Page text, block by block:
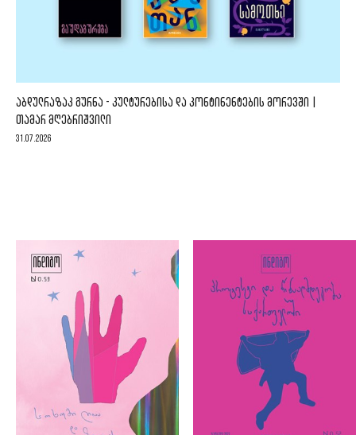
ᲐᲑᲓᲣᲚᲠᲐᲖᲐᲙ ᲒᲣᲠᲜᲐ - ᲙᲣᲚᲢᲣᲠᲔᲑᲘᲡᲐ ᲓᲐ ᲙᲝᲜᲢᲘᲜᲔᲜᲢᲔᲑᲘᲡ ᲛᲝᲠᲔᲕᲨᲘ |
ᲗᲐᲛᲐᲠ ᲛᲦᲔᲑᲠᲘᲨᲕᲘᲚᲘ
31.07.2026